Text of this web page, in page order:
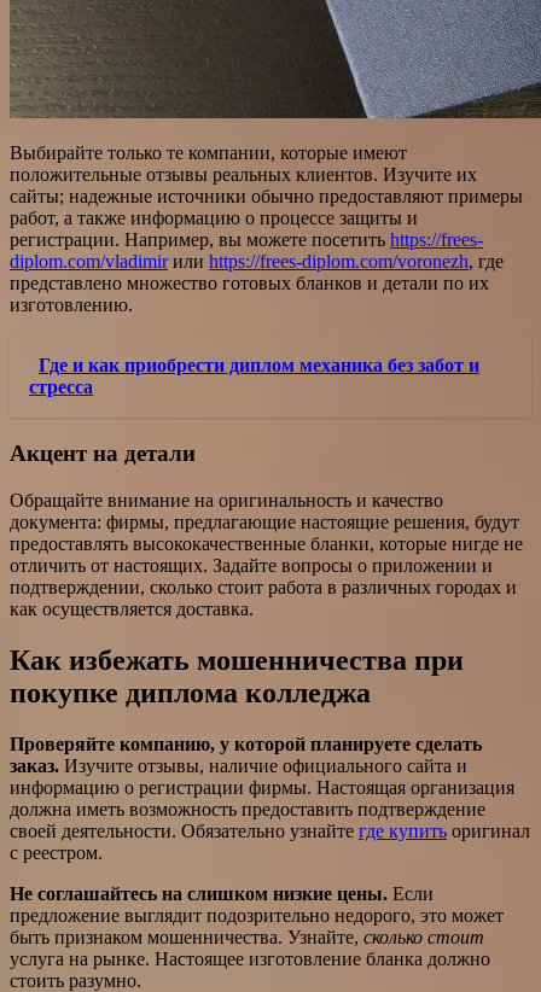
Выбирайте только те компании, которые имеют
положительные отзывы реальных клиентов. Изучите их
сайты; надежные источники обычно предоставляют примеры
работ, а также информацию о процессе защиты и
регистрации. Например, вы можете посетить https://frees-
diplom.com/vladimirили https://frees-diplom.com/voronezh, где
представлено множество готовых бланков и детали по их
изготовлению.
Где и как приобрести диплом механика без забот и
стресса
Акцент на детали
Обращайте внимание на оригинальность и качество
документа: фирмы, предлагающие настоящие решения, будут
предоставлять высококачественные бланки, которые нигде не
отличить от настоящих. Задайте вопросы о приложении и
подтверждении, сколько стоит работа в различных городах и
как осуществляется доставка.
Как избежать мошенничества при
покупке диплома колледжа
Проверяйте компанию, у которой планируете сделать
заказ. Изучите отзывы, наличие официального сайта и
информацию о регистрации фирмы. Настоящая организация
должна иметь возможность предоставить подтверждение
своей деятельности. Обязательно узнайте где купить оригинал
с реестром.
Не соглашайтесь на слишком низкие цены. Если
предложение выглядит подозрительно недорого, это может
быть признаком мошенничества. Узнайте, сколько стоит
услуга на рынке. Настоящее изготовление бланка должно
стоить разумно.